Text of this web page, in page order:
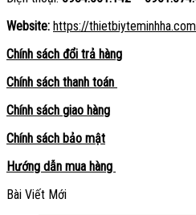
Website: https://
Chính sách đổi trả hàng
Chính sách thanh toán
Chính sách giao hàng
Chính sách bảo mật
Hướng dẫn mua hàng
Bài Viết Mới